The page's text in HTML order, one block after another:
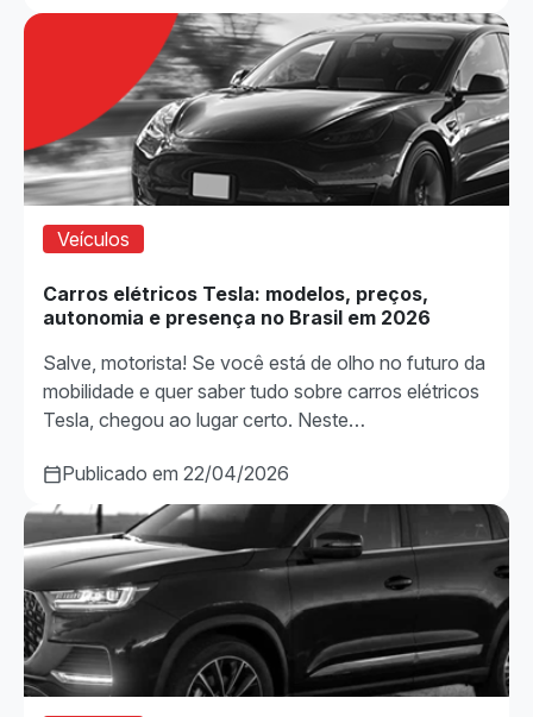
Veículos
Carros elétricos Tesla: modelos, preços,
autonomia e presença no Brasil em 2026
Salve, motorista! Se você está de olho no futuro da
mobilidade e quer saber tudo sobre carros elétricos
Tesla, chegou ao lugar certo. Neste…
Publicado em 22/04/2026